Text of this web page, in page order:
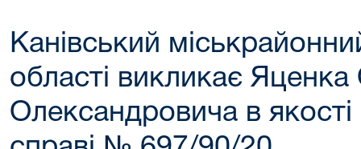
Канівський
області викликає
Олександровича в якості